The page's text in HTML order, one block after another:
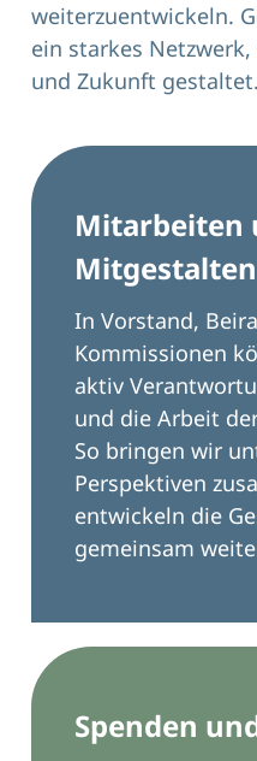
weiterzuentwickeln.
ein starkes
und Zukunft gestaltet.
Mitarbeiten
Mitgestalten
In Vorstand,
Kommissionen
aktiv
und die Arbeit
So bringen wir
Perspektiven
entwickeln die
gemeinsam
Spenden